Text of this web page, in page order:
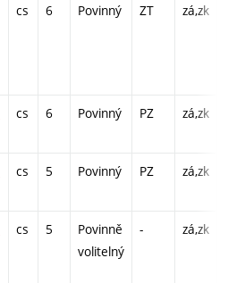
cs 6 Povinný ZT zá,zk
cs 6 Povinný PZ zá,zk
cs 5 Povinný PZ zá,zk
cs 5
Povinně
volitelný
- zá,zk